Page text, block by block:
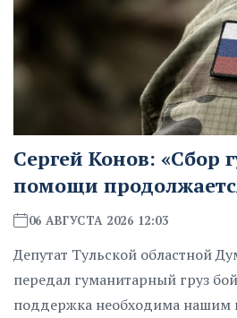
Сергей Конов: «Сбор
помощи
06 АВГУСТА 2026 12:03
Депутат Тульской областной
передал гуманитарный груз
поддержка необходима нашим